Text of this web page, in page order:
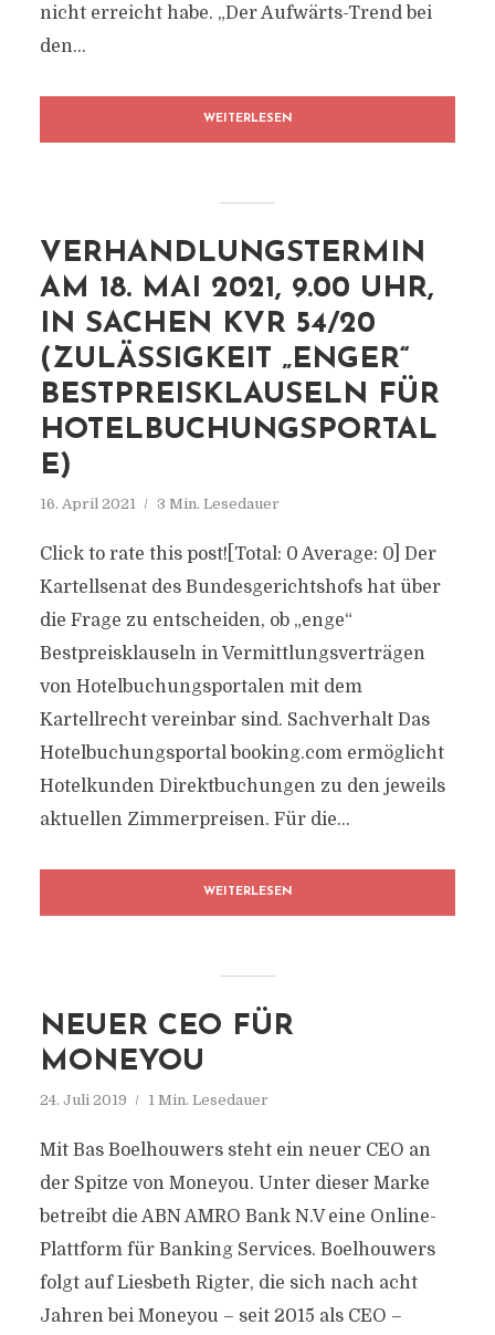
nicht erreicht habe. „Der Aufwärts-Trend bei
den...
WEITERLESEN
VERHANDLUNGSTERMIN
AM 18. MAI 2021, 9.00 UHR,
IN SACHEN KVR 54/20
(ZULÄSSIGKEIT „ENGER“
BESTPREISKLAUSELN FÜR
HOTELBUCHUNGSPORTAL
E)
16. April 2021 3 Min. Lesedauer
Click to rate this post![Total: 0 Average: 0] Der
Kartellsenat des Bundesgerichtshofs hat über
die Frage zu entscheiden, ob „enge“
Bestpreisklauseln in Vermittlungsverträgen
von Hotelbuchungsportalen mit dem
Kartellrecht vereinbar sind. Sachverhalt Das
Hotelbuchungsportal booking.com ermöglicht
Hotelkunden Direktbuchungen zu den jeweils
aktuellen Zimmerpreisen. Für die...
WEITERLESEN
NEUER CEO FÜR
MONEYOU
24. Juli 2019 1 Min. Lesedauer
Mit Bas Boelhouwers steht ein neuer CEO an
der Spitze von Moneyou. Unter dieser Marke
betreibt die ABN AMRO Bank N.V eine Online-
Plattform für Banking Services. Boelhouwers
folgt auf Liesbeth Rigter, die sich nach acht
Jahren bei Moneyou – seit 2015 als CEO –